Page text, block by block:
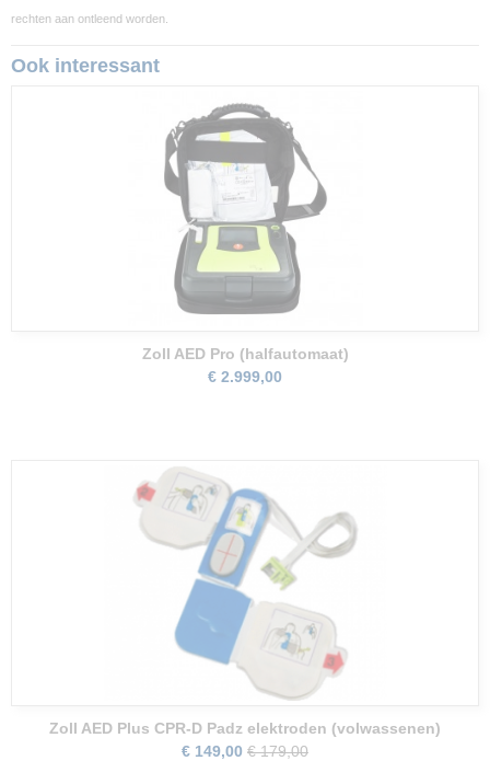
rechten aan ontleend worden.
Ook interessant
Zoll AED Pro (halfautomaat)
€ 2.999,00
Zoll AED Plus CPR-D Padz elektroden (volwassenen)
€ 149,00 € 179,00